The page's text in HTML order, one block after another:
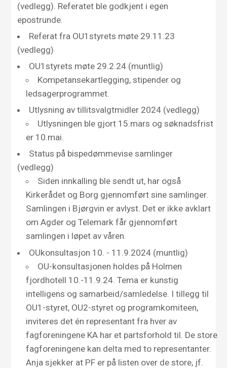
(vedlegg). Referatet ble godkjent i egen
epostrunde.
Referat fra OU1styrets møte 29.11.23
(vedlegg)
OU1styrets møte 29.2.24 (muntlig)
Kompetansekartlegging, stipender og
ledsagerprogrammet.
Utlysning av tillitsvalgtmidler 2024 (vedlegg)
Utlysningen ble gjort 15.mars og søknadsfrist
er 10.mai.
Status på bispedømmevise samlinger
(vedlegg)
Siden innkalling ble sendt ut, har også
Kirkerådet og Borg gjennomført sine samlinger.
Samlingen i Bjørgvin er avlyst. Det er ikke avklart
om Agder og Telemark får gjennomført
samlingen i løpet av våren.
OUkonsultasjon 10. - 11.9.2024 (muntlig)
OU-konsultasjonen holdes på Holmen
fjordhotell 10.-11.9.24. Tema er kunstig
intelligens og samarbeid/samledelse. I tillegg til
OU1-styret, OU2-styret og programkomiteen,
inviteres det én representant fra hver av
fagforeningene KA har et partsforhold til. De store
fagforeningene kan delta med to representanter.
Anja sjekker at PF er på listen over de store, jf.